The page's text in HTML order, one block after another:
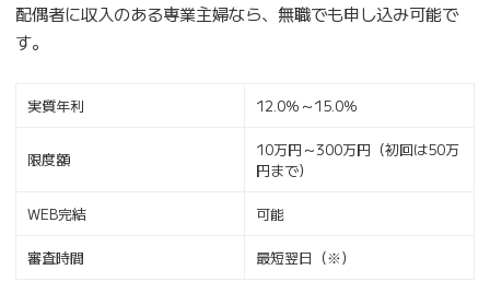
配偶者に収入のある専業主婦なら、無職でも申し込み可能で
す。
実質年利 12.0％～15.0％
限度額
10万円～300万円（初回は50万
円まで）
WEB完結 可能
審査時間 最短翌日（※）